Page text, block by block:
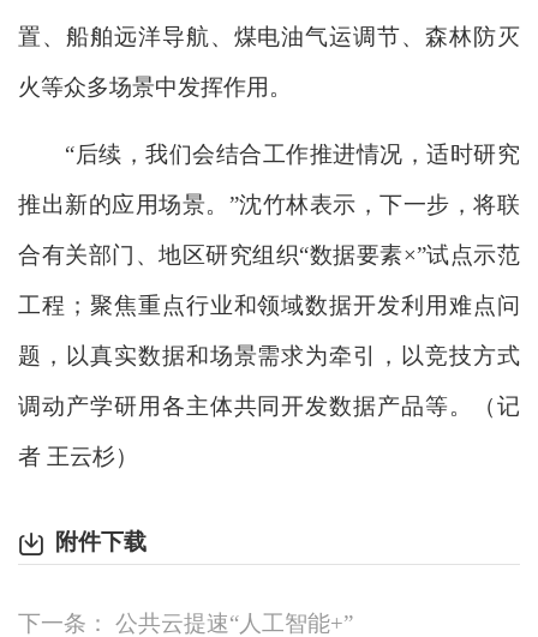
置、船舶远洋导航、煤电油气运调节、森林防灭
火等众多场景中发挥作用。
“后续，我们会结合工作推进情况，适时研究
推出新的应用场景。”沈竹林表示，下一步，将联
合有关部门、地区研究组织“数据要素×”试点示范
工程；聚焦重点行业和领域数据开发利用难点问
题，以真实数据和场景需求为牵引，以竞技方式
调动产学研用各主体共同开发数据产品等。（记
者 王云杉）
附件下载
下一条： 公共云提速“人工智能+”